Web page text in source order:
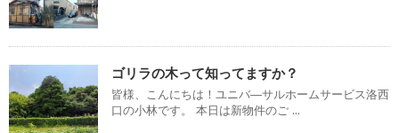
ゴリラの木って知ってますか？
皆様、こんにちは！ユニバ―サルホームサービス洛西
口の小林です。 本日は新物件のご ...